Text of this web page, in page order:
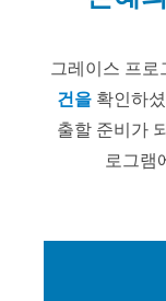
그레이스 프
건을확인하
출할 준비가
로그램